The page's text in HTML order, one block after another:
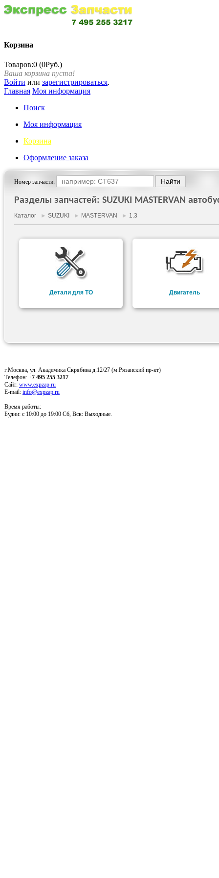
Корзина
Товаров:0 (0Руб.)
Ваша корзина пуста!
Войти или зарегистрироваться.
Главная Моя информация
Поиск
Моя информация
Корзина
Оформление заказа
Номер запчасти:
Разделы запчастей: SUZUKI MASTERVAN
Каталог ► SUZUKI ► MASTERVAN ► 1.3
Детали для ТО Двигатель
г.Москва, ул. Академика Скрябина д.12/27 (м.Рязанский пр-кт)
Телефон: +7 495 255 3217
Сайт: www.expzap.ru
E-mail: info@expzap.ru
Время работы:
Будни: c 10:00 до 19:00 Сб, Вск: Выходные.